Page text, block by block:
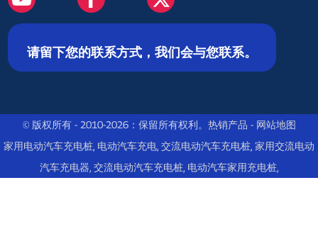
请留下您的联系方式，我们会与您联系。
© 版权所有 - 2010-2026：保留所有权利。 热销产品 - 网站地图
家用电动汽车充电桩, 电动汽车充电, 交流电动汽车充电桩, 家用交流电动
汽车充电器, 交流电动汽车充电桩, 电动汽车家用充电桩,